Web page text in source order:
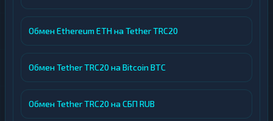
Обмен Ethereum ETH на Tether TRC20
Обмен Tether TRC20 на Bitcoin BTC
Обмен Tether TRC20 на СБП RUB